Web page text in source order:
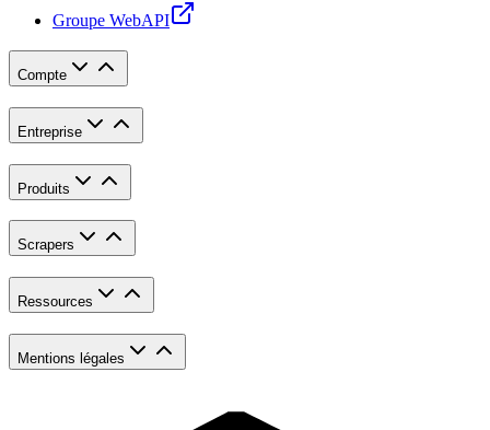
Groupe WebAPI
Compte
Entreprise
Produits
Scrapers
Ressources
Mentions légales